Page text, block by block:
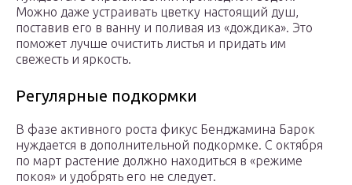
Можно даже устраивать цветку настоящий душ,
поставив его в ванну и поливая из «дождика». Это
поможет лучше очистить листья и придать им
свежесть и яркость.
Регулярные подкормки
В фазе активного роста фикус Бенджамина Барок
нуждается в дополнительной подкормке. С октября
по март растение должно находиться в «режиме
покоя» и удобрять его не следует.